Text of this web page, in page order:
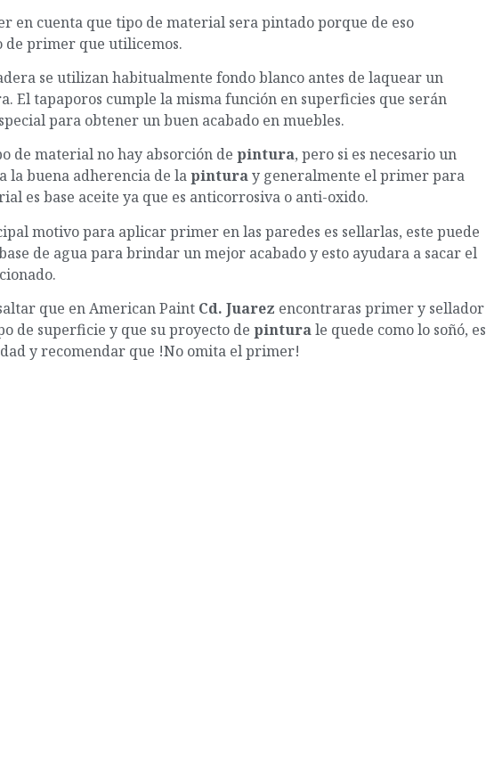
en cuenta que tipo de material sera pintado porque de eso
de primer que utilicemos.
se utilizan habitualmente fondo blanco antes de laquear un
El tapaporos cumple la misma función en superficies que serán
para obtener un buen acabado en muebles.
de material no hay absorción de pintura, pero si es necesario un
la buena adherencia de lapinturay generalmente el primer para
es base aceite ya que es anticorrosiva o anti-oxido.
motivo para aplicar primer en las paredes es sellarlas, este puede
de agua para brindar un mejor acabado y esto ayudara a sacar el
que en American Paint Cd. Juarez encontraras primer y sellador
de superficie y que su proyecto de pinturale quede como lo soñó, es
y recomendar que !No omita el primer!